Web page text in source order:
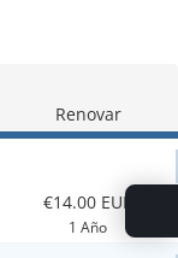
Renovar
€14.00 EUR
1 Año